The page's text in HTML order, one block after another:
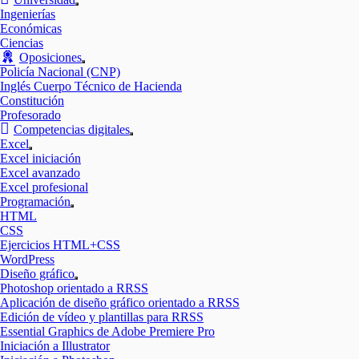
Mostrar
Ingenierías
Económicas
Ciencias
Oposiciones
Mostrar
el
submenú
Policía Nacional (CNP)
Inglés Cuerpo Técnico de Hacienda
Constitución
Profesorado
Competencias digitales
Mostrar
Excel
Mostrar
el
submenú
Excel iniciación
Excel avanzado
Excel profesional
Programación
Mostrar
HTML
CSS
Ejercicios HTML+CSS
WordPress
Diseño gráfico
Mostrar
el
submenú
Photoshop orientado a RRSS
Aplicación de diseño gráfico orientado a RRSS
Edición de vídeo y plantillas para RRSS
Essential Graphics de Adobe Premiere Pro
Iniciación a Illustrator